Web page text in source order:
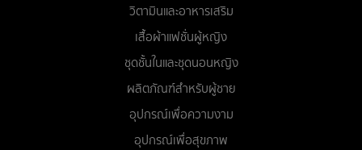
วิตามินและอาหารเสริม
เสื้อผ้าแฟชั่นผู้หญิง
ชุดชั้นในและชุดนอนหญิง
ผลิตภัณฑ์สำหรับผู้ชาย
อุปกรณ์เพื่อความงาม
อุปกรณ์เพื่อสุขภาพ